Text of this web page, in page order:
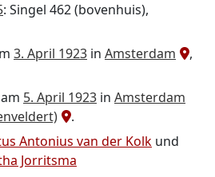
: Singel 462 (bovenhuis),
3. April 1923 in Amsterdam
,
5. April 1923 in Amsterdam
.
Antonius van der Kolk und
Jorritsma